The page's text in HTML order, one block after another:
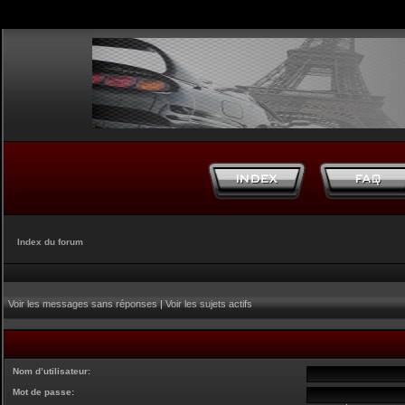
Index du forum
Voir les messages sans réponses|Voir les sujets actifs
Nom d’utilisateur:
Mot de passe: